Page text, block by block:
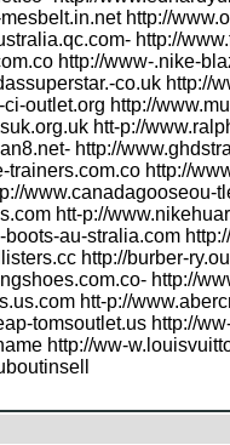
http://
http://
http://www-.nike-
co.uk http://
ci-outlet.org http://
htt-p://
http://
trainers.com.co http://
www.canadagooseou-
htt-p://
boots-au-stralia.com
http://burber-
http://
htt-p://
tomsoutlet.us http://
http://ww-